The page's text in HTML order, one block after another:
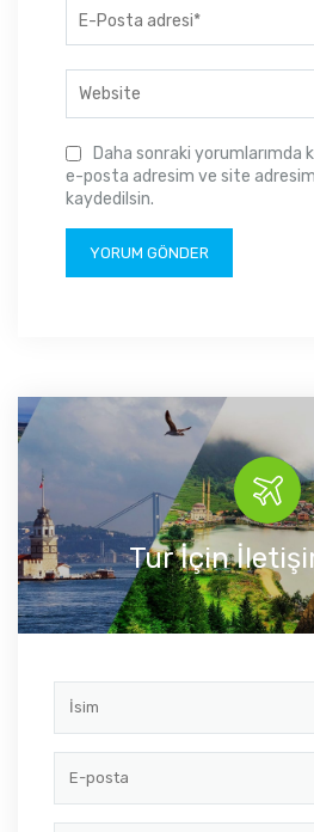
Daha sonraki yorumlarımda
e-posta adresim ve site adresim
kaydedilsin.
Tur İçin